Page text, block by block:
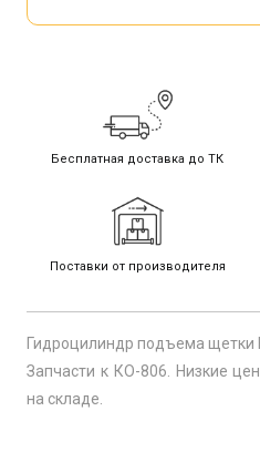
Бесплатная доставка до ТК
Поставки от производителя
Гидроцилиндр подъема щетки
Запчасти к КО-806. Низкие
на складе.